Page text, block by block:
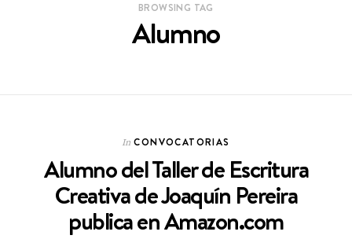
BROWSING TAG
Alumno
In CONVOCATORIAS
Alumno del Taller de Escritura
Creativa de Joaquín Pereira
publica en Amazon.com